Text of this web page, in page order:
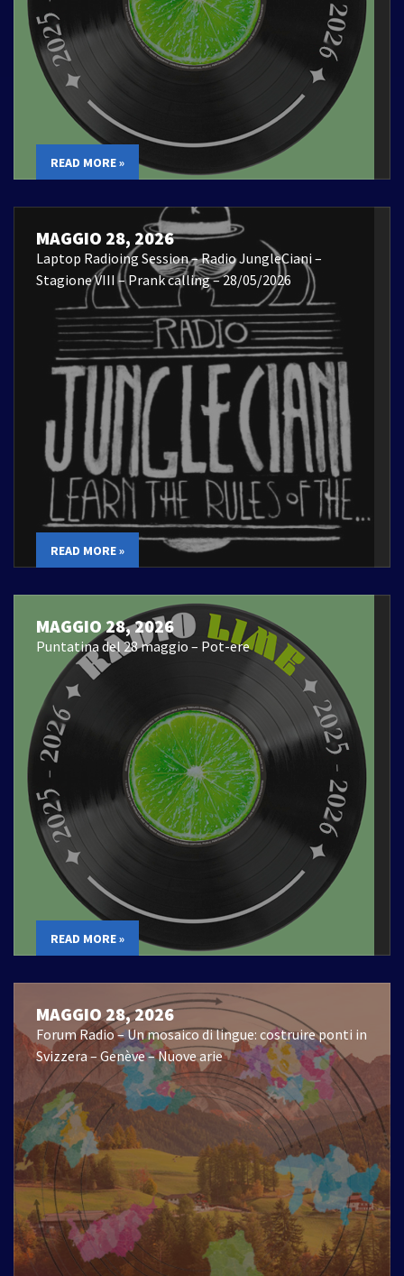
READ MORE »
MAGGIO 28, 2026
Laptop Radioing Session – Radio JungleCiani –
Stagione VIII – Prank calling – 28/05/2026
READ MORE »
MAGGIO 28, 2026
Puntatina del 28 maggio – Pot-ere
READ MORE »
MAGGIO 28, 2026
Forum Radio – Un mosaico di lingue: costruire ponti in
Svizzera – Genève – Nuove arie